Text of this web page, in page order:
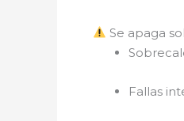
Se apaga
Fallas